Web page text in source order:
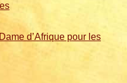
d’Afrique pour les